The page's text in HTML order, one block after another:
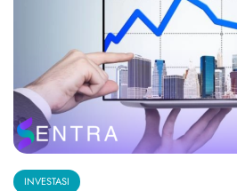
INVESTASI